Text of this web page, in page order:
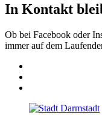
In Kontakt
Ob bei Facebook oder
immer auf dem